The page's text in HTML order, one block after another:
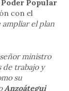
Popular
con el
ampliar el plan
ministro
de trabajo y
su
Anzoátegui